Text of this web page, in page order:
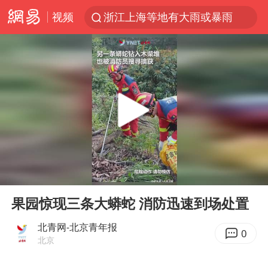
视频
浙江上海等地有大雨或暴雨
上四休三，但降薪1000元，你接受吗？
黄金牛市回来了吗
情侣平潭拍日出坠崖1死1伤
台当局重金为“台独”织“皇帝新衣”
白海豚将正面袭击贯穿浙江
几元成本的AI广告导致千万市值蒸发
《欢迎来龙餐馆》口碑
Play
00:20
果园惊现三条大蟒蛇 消防迅速到场处置
北青网-北京青年报
北京 0